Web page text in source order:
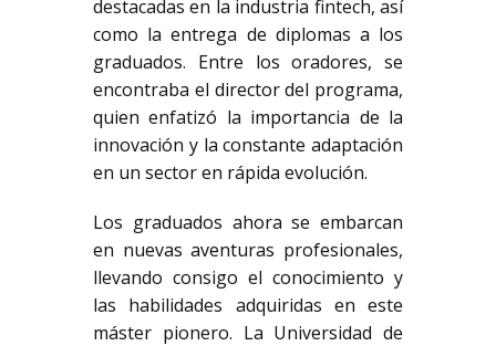
destacadas en la industria fintech, así
como la entrega de diplomas a los
graduados. Entre los oradores, se
encontraba el director del programa,
quien enfatizó la importancia de la
innovación y la constante adaptación
en un sector en rápida evolución.
Los graduados ahora se embarcan
en nuevas aventuras profesionales,
llevando consigo el conocimiento y
las habilidades adquiridas en este
máster pionero. La Universidad de